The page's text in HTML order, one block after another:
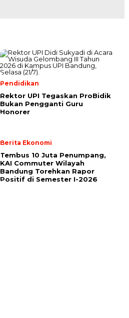
Pendidikan
Rektor UPI Tegaskan ProBidik
Bukan Pengganti Guru
Honorer
Berita Ekonomi
Tembus 10 Juta Penumpang,
KAI Commuter Wilayah
Bandung Torehkan Rapor
Positif di Semester I-2026